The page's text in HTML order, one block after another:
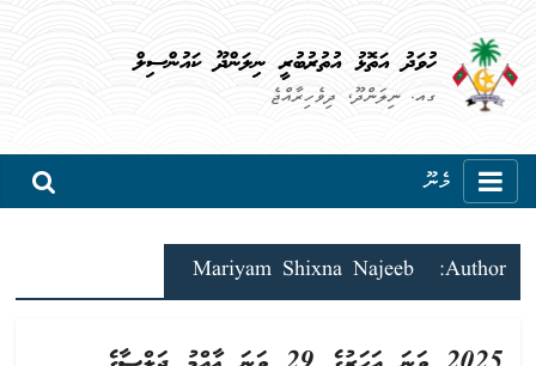
ހުވަދު އަތޮޅު އުތުރުބުރީ ނިލަންދޫ ކައުންސިލް
ގއ. ނިލަންދޫ، ދިވެހިރާއްޖެ
މެނޫ
Author:
Mariyam Shixna Najeeb